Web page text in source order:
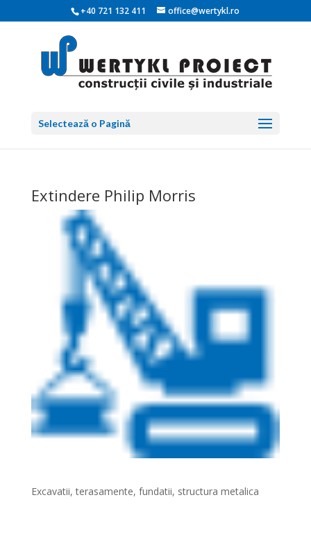
+40 721 132 411 office@wertykl.ro
Selectează o Pagină
Extindere Philip Morris
Excavatii, terasamente, fundatii, structura metalica